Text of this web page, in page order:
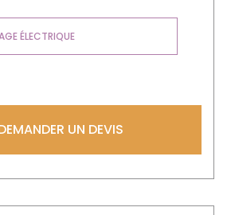
ÉLECTRIQUE
UN DEVIS